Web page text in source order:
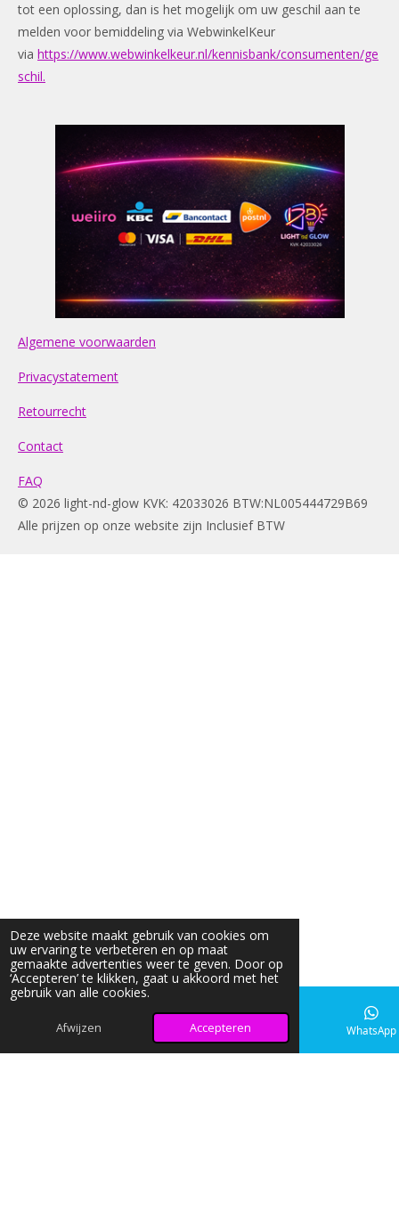
Deze website maakt gebruik van cookies om
uw ervaring te verbeteren en op maat
gemaakte advertenties weer te geven. Door op
‘Accepteren’ te klikken, gaat u akkoord met het
gebruik van alle cookies.
Afwijzen Accepteren
tot een oplossing, dan is het mogelijk om uw geschil aan te
melden voor bemiddeling via WebwinkelKeur
via https://www.webwinkelkeur.nl/kennisbank/consumenten/ge
schil.
Algemene voorwaarden
Privacystatement
Retourrecht
Contact
FAQ
© 2026 light-nd-glow KVK: 42033026 BTW:NL005444729B69
Alle prijzen op onze website zijn Inclusief BTW
E-mailadres Instagram WhatsApp